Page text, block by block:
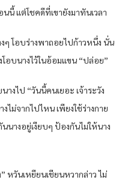
นี้​ แต่​โชคดี​ที่​เขา​ยัง​มาทันเวลา​
โอบ​ร่าง​พา​ถอย​ไปก้าว​หนึ่ง​ นั่น​
อบ​นาง​ไว้​ใน​อ้อมแขน​ “ปล่อย​”
ง​ไป “วันนี้​คน​เยอะ​ เจ้าระวัง​
ไม่จากไป​ไหน​ เพียง​ใช้ร่างกาย​
นาง​อยู่​เงียบๆ​ ป้องกัน​ไม่ให้​นาง​
ห​วัน​เหยียน​เชีย​น​หวา​กล่าว​ ไม่